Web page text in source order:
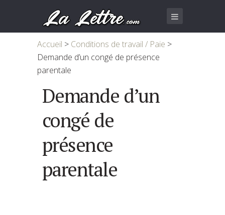
Accueil > Conditions de travail / Paie >
Demande d’un congé de présence
parentale
Demande d’un
congé de
présence
parentale